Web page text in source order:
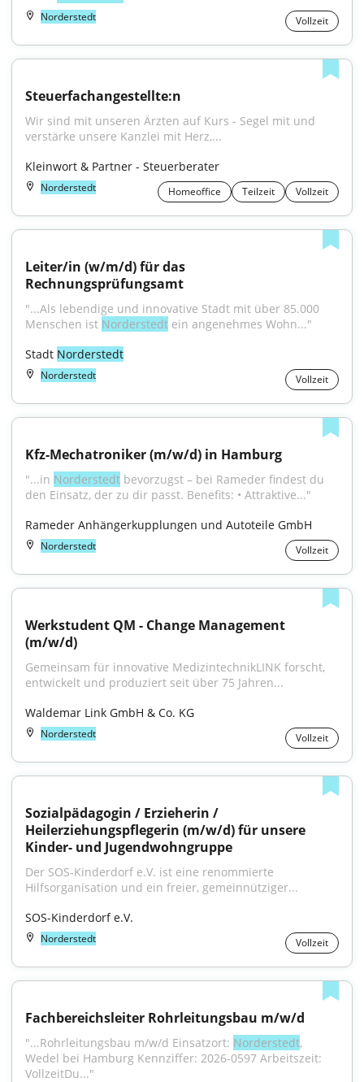
Norderstedt Vollzeit
Steuerfachangestellte:n
Wir sind mit unseren Ärzten auf Kurs - Segel mit und
verstärke unsere Kanzlei mit Herz,...
Kleinwort & Partner - Steuerberater
Norderstedt Homeoffice Teilzeit Vollzeit
Leiter/in (w/m/d) für das
Rechnungsprüfungsamt
"...Als lebendige und innovative Stadt mit über 85.000
Menschen ist Norderstedt ein angenehmes Wohn..."
Stadt Norderstedt
Norderstedt Vollzeit
Kfz-Mechatroniker (m/w/d) in Hamburg
"...in Norderstedt bevorzugst – bei Rameder findest du
den Einsatz, der zu dir passt. Benefits: • Attraktive..."
Rameder Anhängerkupplungen und Autoteile GmbH
Norderstedt Vollzeit
Werkstudent QM - Change Management
(m/w/d)
Gemeinsam für innovative MedizintechnikLINK forscht,
entwickelt und produziert seit über 75 Jahren...
Waldemar Link GmbH & Co. KG
Norderstedt Vollzeit
Sozialpädagogin / Erzieherin /
Heilerziehungspflegerin (m/w/d) für unsere
Kinder- und Jugendwohngruppe
Der SOS-Kinderdorf e.V. ist eine renommierte
Hilfsorganisation und ein freier, gemeinnütziger...
SOS-Kinderdorf e.V.
Norderstedt Vollzeit
Fachbereichsleiter Rohrleitungsbau m/w/d
"...Rohrleitungsbau m/w/d Einsatzort: Norderstedt,
Wedel bei Hamburg Kennziffer: 2026-0597 Arbeitszeit:
VollzeitDu..."